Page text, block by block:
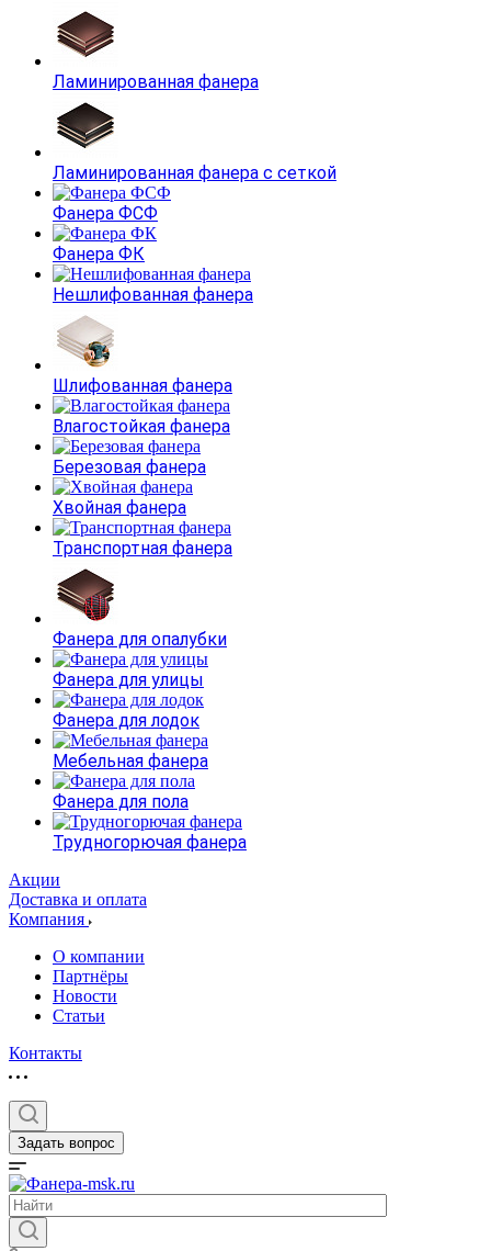
Ламинированная фанера
Ламинированная фанера с сеткой
Фанера ФСФ
Фанера ФК
Нешлифованная фанера
Шлифованная фанера
Влагостойкая фанера
Березовая фанера
Хвойная фанера
Транспортная фанера
Фанера для опалубки
Фанера для улицы
Фанера для лодок
Мебельная фанера
Фанера для пола
Трудногорючая фанера
Акции
Доставка и оплата
Компания
О компании
Партнёры
Новости
Статьи
Контакты
Задать вопрос